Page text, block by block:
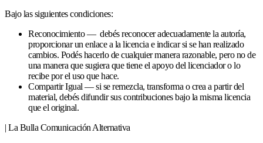
Bajo las siguientes condiciones:
Reconocimiento — debés reconocer adecuadamente la autoría,
proporcionar un enlace a la licencia e indicar si se han realizado
cambios. Podés hacerlo de cualquier manera razonable, pero no de
una manera que sugiera que tiene el apoyo del licenciador o lo
recibe por el uso que hace.
Compartir Igual — si se remezcla, transforma o crea a partir del
material, debés difundir sus contribuciones bajo la misma licencia
que el original.
| La Bulla Comunicación Alternativa